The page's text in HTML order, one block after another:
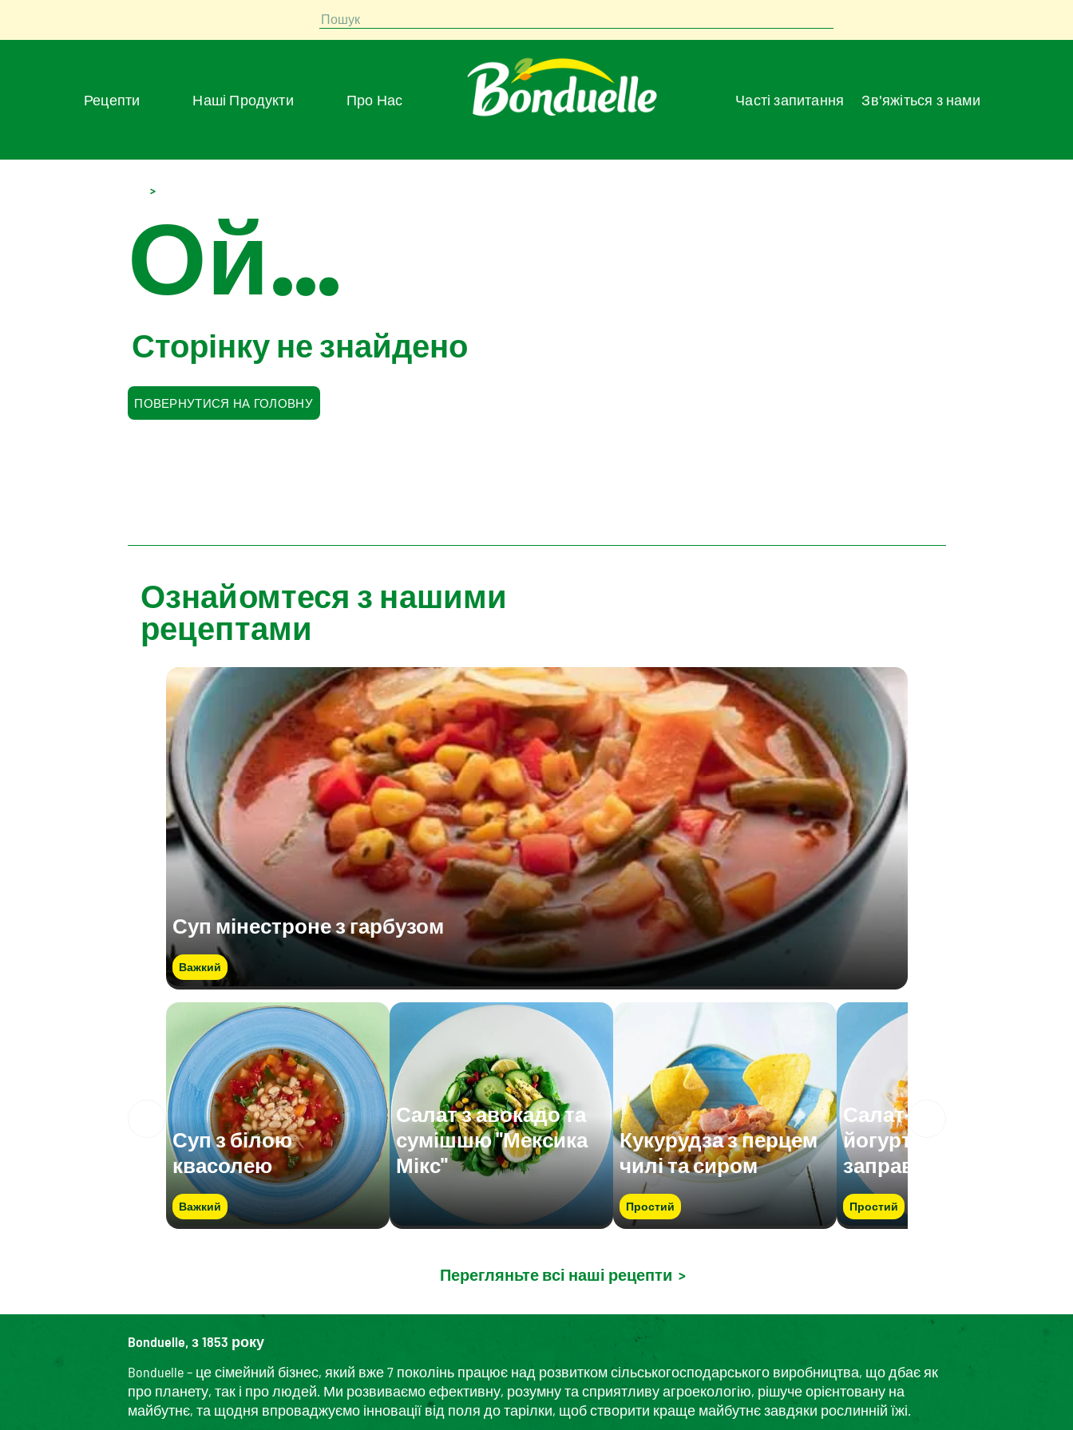
Пошук
Рецепти Наші Продукти Про Нас Часті запитання Зв'яжіться з нами
>
Ой...
Сторінку не знайдено
ПОВЕРНУТИСЯ НА ГОЛОВНУ
Ознайомтеся з нашими
рецептами
Суп мінестроне з гарбузом
Важкий
Суп з білою
квасолею
Важкий
Салат з авокадо та
сумішшю "Мексика
Мікс"
Кукурудза з перцем
чилі та сиром
Простий
Салат-асорті з
йогуртовою
заправкою
Простий
Перегляньте всі наші рецепти >
Bonduelle, з 1853 року
Bonduelle – це сімейний бізнес, який вже 7 поколінь працює над розвитком сільськогосподарського виробництва, що дбає як
про планету, так і про людей. Ми розвиваємо ефективну, розумну та сприятливу агроекологію, рішуче орієнтовану на
майбутнє, та щодня впроваджуємо інновації від поля до тарілки, щоб створити краще майбутнє завдяки рослинній їжі.